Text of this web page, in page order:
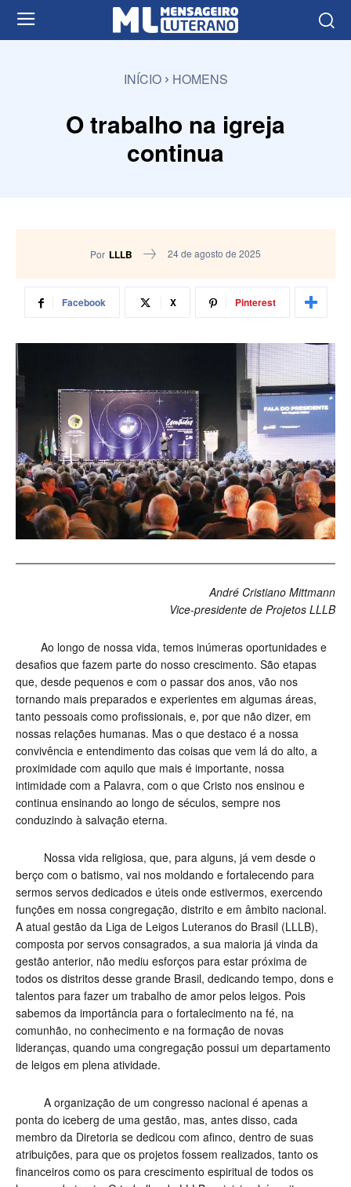
INÍCIO HOMENS
O trabalho na igreja
continua
Por LLLB 24 de agosto de 2025
Facebook X Pinterest
André Cristiano Mittmann
Vice-presidente de Projetos LLLB
Ao longo de nossa vida, temos inúmeras oportunidades e
desafios que fazem parte do nosso crescimento. São etapas
que, desde pequenos e com o passar dos anos, vão nos
tornando mais preparados e experientes em algumas áreas,
tanto pessoais como profissionais, e, por que não dizer, em
nossas relações humanas. Mas o que destaco é a nossa
convivência e entendimento das coisas que vem lá do alto, a
proximidade com aquilo que mais é importante, nossa
intimidade com a Palavra, com o que Cristo nos ensinou e
continua ensinando ao longo de séculos, sempre nos
conduzindo à salvação eterna.
Nossa vida religiosa, que, para alguns, já vem desde o
berço com o batismo, vai nos moldando e fortalecendo para
sermos servos dedicados e úteis onde estivermos, exercendo
funções em nossa congregação, distrito e em âmbito nacional.
A atual gestão da Liga de Leigos Luteranos do Brasil (LLLB),
composta por servos consagrados, a sua maioria já vinda da
gestão anterior, não mediu esforços para estar próxima de
todos os distritos desse grande Brasil, dedicando tempo, dons e
talentos para fazer um trabalho de amor pelos leigos. Pois
sabemos da importância para o fortalecimento na fé, na
comunhão, no conhecimento e na formação de novas
lideranças, quando uma congregação possui um departamento
de leigos em plena atividade.
A organização de um congresso nacional é apenas a
ponta do iceberg de uma gestão, mas, antes disso, cada
membro da Diretoria se dedicou com afinco, dentro de suas
atribuições, para que os projetos fossem realizados, tanto os
financeiros como os para crescimento espiritual de todos os